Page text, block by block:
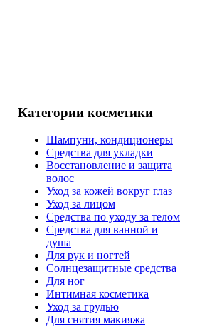
Категории косметики
Шампуни, кондиционеры
Средства для укладки
Восстановление и защита
волос
Уход за кожей вокруг глаз
Уход за лицом
Средства по уходу за телом
Средства для ванной и
душа
Для рук и ногтей
Солнцезащитные средства
Для ног
Интимная косметика
Уход за грудью
Для снятия макияжа